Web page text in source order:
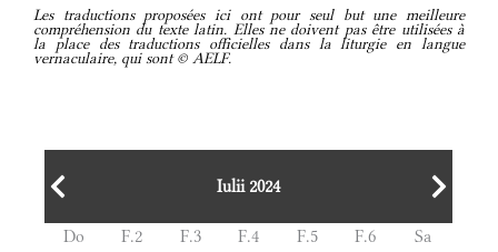
Les traductions proposées ici ont pour seul but une meilleure
compréhension du texte latin. Elles ne doivent pas être utilisées à
la place des traductions officielles dans la liturgie en langue
vernaculaire, qui sont © AELF.
Iulii 2024
Do F.2 F.3 F.4 F.5 F.6
Sa